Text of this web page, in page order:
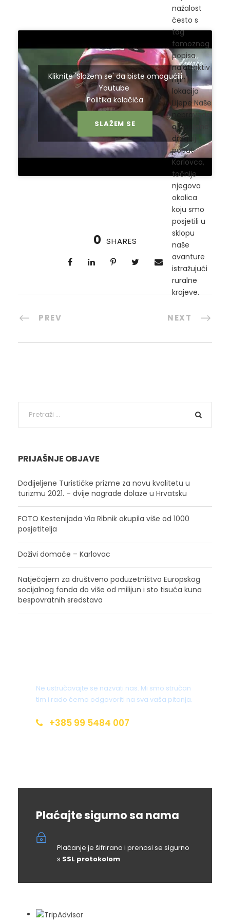
nažalost
često s
tog
famoznog
popisa
najatraktiv
nijih
lokacija
Lijepe Naše
nepravedn
o izostane
dragulj
poput
Karlovca,
točnije
njegova
okolica
koju smo
posjetili u
sklopu
naše
avanture
istražujući
ruralne
krajeve.
Kliknite 'Slažem se' da biste omogućili
Youtube
Politika kolačića
SLAŽEM SE
0 SHARES
PREV NEXT
PRIJAŠNJE OBJAVE
Dodijeljene Turističke prizme za novu kvalitetu u
turizmu 2021. – dvije nagrade dolaze u Hrvatsku
FOTO Kestenijada Via Ribnik okupila više od 1000
posjetitelja
Doživi domaće – Karlovac
Natječajem za društveno poduzetništvo Europskog
socijalnog fonda do više od milijun i sto tisuća kuna
bespovratnih sredstava
Ne ustručavajte se nazvati nas. Mi smo stručan
tim i rado ćemo odgovoriti na sva vaša pitanja.
+385 99 5484 007
Plaćajte sigurno sa nama
Plaćanje je šifrirano i prenosi se sigurno
s SSL protokolom